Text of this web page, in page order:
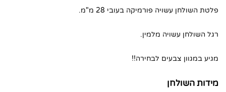
פלטת השולחן עשויה פורמיקה בעובי 28 מ"מ.
רגל השולחן עשויה מלמין.
מגיע במגוון צבעים לבחירה!!
מידות השולחן